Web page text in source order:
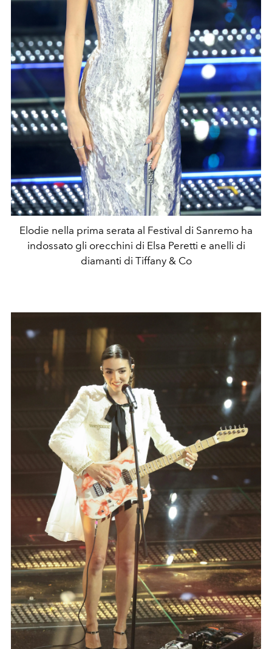
Elodie nella prima serata al Festival di Sanremo ha
indossato gli orecchini di Elsa Peretti e anelli di
diamanti di Tiffany & Co